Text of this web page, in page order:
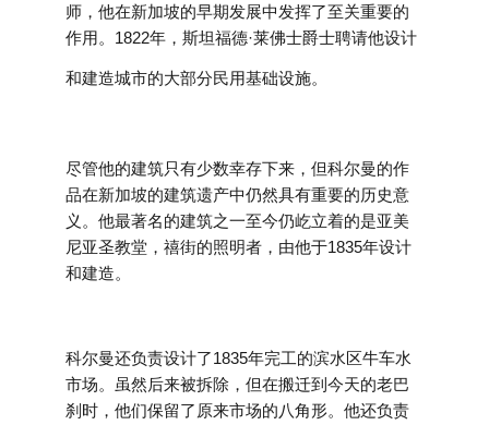
师，他在新加坡的早期发展中发挥了至关重要的
作用。1822年，斯坦福德·莱佛士爵士聘请他设计
和建造城市的大部分民用基础设施。
尽管他的建筑只有少数幸存下来，但科尔曼的作
品在新加坡的建筑遗产中仍然具有重要的历史意
义。他最著名的建筑之一至今仍屹立着的是亚美
尼亚圣教堂，禧街的照明者，由他于1835年设计
和建造。
科尔曼还负责设计了1835年完工的滨水区牛车水
市场。虽然后来被拆除，但在搬迁到今天的老巴
刹时，他们保留了原来市场的八角形。他还负责